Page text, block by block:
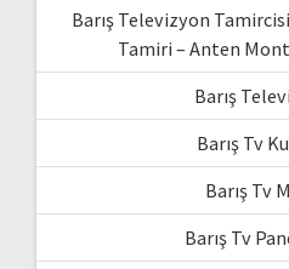
Barış Televizyon
Tamiri – Anten
Barış
Barış Tv
Barış Tv
Barış Tv